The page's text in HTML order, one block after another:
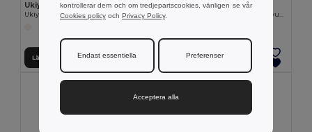
Ukiyo P261.08
Ukiyo Aware™ 180gr duk i återvunnen bomull 250x140cm
Lägg till i Varukorgen
Ukiyo P261.25
Ukiyo Aware™ 180gr servetter i återvunnen bomull, 4st
Lägg till i Varukorgen
kontrollerar dem och om tredjepartscookies, vänligen se vår
Cookies policy och Privacy Policy.
Endast essentiella Preferenser
Acceptera alla